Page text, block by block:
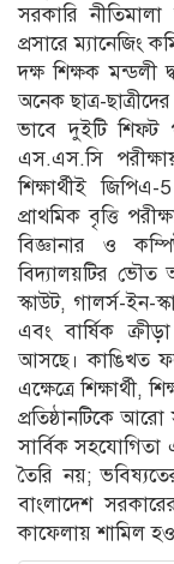
সরকারি
প্রসারে ম্যানেজিং
দক্ষ শিক্ষক মন্ডলী
অনেক ছাত্র-
ভাবে দুইটি
এস.এস.সি
শিক্ষার্থীই
প্রাথমিক বৃত্তি
বিজ্ঞানার ও
বিদ্যালয়টির ভৌত
স্কাউট, গালর্স-ইন-
এবং বার্ষিক
আসছে। কাঙিখত
এক্ষেত্রে শিক্ষার্থী,
প্রতিষ্ঠানটিকে
সার্বিক সহযোগিতা
তৈরি নয়;
বাংলাদেশ
কাফেলায় শামিল